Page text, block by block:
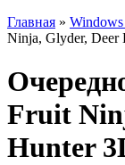
Главная » Windows
Ninja, Glyder, Deer
Fruit
Hunter